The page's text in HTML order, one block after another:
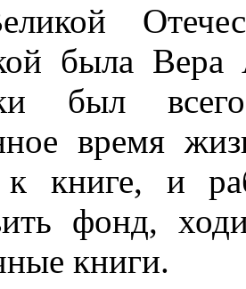
была Вера
был
время
к книге, и
фонд,
книги.